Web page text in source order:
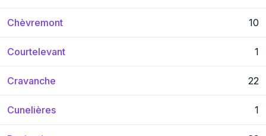
Chèvremont 10
Courtelevant 1
Cravanche 22
Cunelières 1